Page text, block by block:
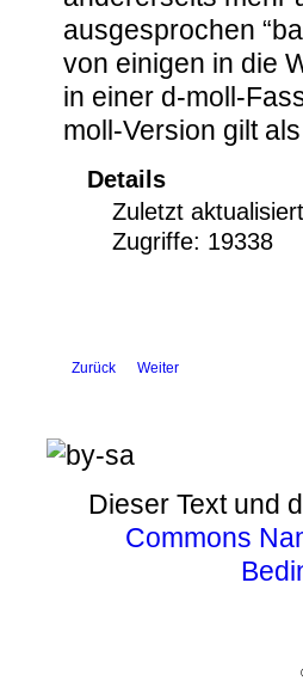
ausgesprochen
von einigen in die
in einer d-moll-
moll-Version gilt
Details
Zuletzt
Zugriffe: 19338
Zurück Weiter
Dieser Text und
Commons